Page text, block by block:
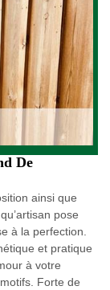
De
ainsi que
pose
à la perfection.
et pratique
à votre
Forte de